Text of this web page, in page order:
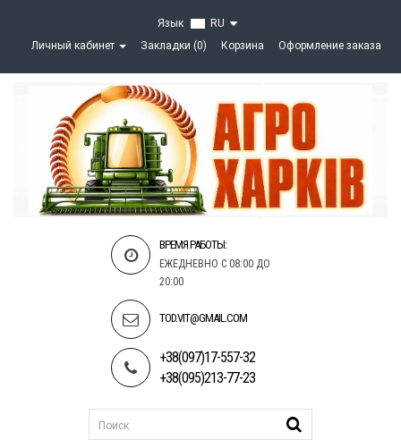
Язык
RU
Личный кабинет
Закладки (0) Корзина Оформление заказа
ВРЕМЯ РАБОТЫ:
ЕЖЕДНЕВНО С 08:00 ДО
20:00
TOD.VIT@GMAIL.COM
+38(097)17-557-32
+38(095)213-77-23